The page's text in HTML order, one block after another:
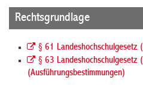
Rechtsgrundlage
§ 61 Landeshochschulgesetz
§ 63 Landeshochschulgesetz
(Ausführungsbestimmungen)